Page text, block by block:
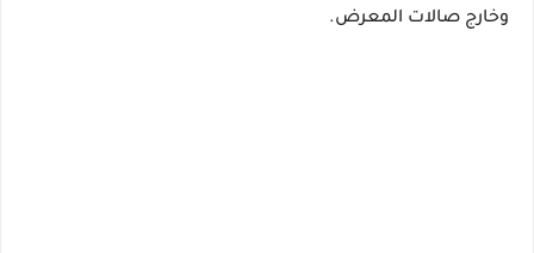
وخارج صالات المعرض.